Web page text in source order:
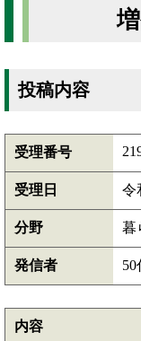
投稿内容
受理番号
受理日 令
分野 暮
発信者 50
内容